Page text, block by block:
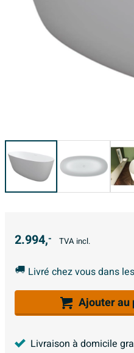
2.994,- TVA incl.
Livré chez vous dans
Ajouter au
Livraison à domicile